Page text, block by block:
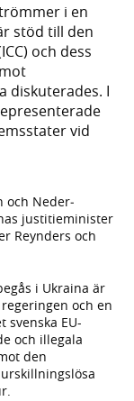
i en
stöd till den
och dess
diskuterades. I
vid
och Neder­
justitieminister
Reynders och
i Ukraina är
och en
svenska EU-
och illegala
den